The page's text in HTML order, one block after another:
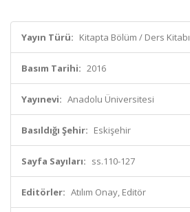
Yayın Türü: Kitapta Bölüm / Ders Kitabı
Basım Tarihi: 2016
Yayınevi: Anadolu Üniversitesi
Basıldığı Şehir: Eskişehir
Sayfa Sayıları: ss.110-127
Editörler: Atılım Onay, Editör